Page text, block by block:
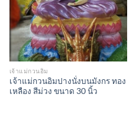
เจ้าแม่กวนอิม
เจ้าแม่กวนอิมปางนั่งบนมังกร ทอง
เหลือง สีม่วง ขนาด 30 นิ้ว